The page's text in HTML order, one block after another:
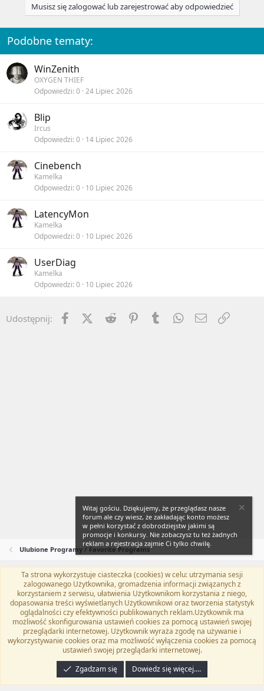
:
Musisz się zalogować lub zarejestrować aby odpowiedzieć
Podobne tematy:
WinZenith
OXYGEN THIEF
Odpowiedzi 0 24 Lipiec 2026
Blip
Ircus
Odpowiedzi 0 14 Lipiec 2026
Cinebench
Kamelka
Odpowiedzi 0 10 Lipiec 2026
LatencyMon
Kamelka
Odpowiedzi 0 10 Lipiec 2026
UserDiag
Kamelka
Odpowiedzi 0 10 Lipiec 2026
Udostępnij: FacebookX (Twitter)
Reddit PinterestTumblr WhatsApp
Email
Ulubione Programy / Favorite Programs
Flat Awesome + (Parent DO NOT EDIT)
Polski (PL)
Kontakt
Regulamin Polityka prywatności Pomoc
TwitterKontakt
RSS
Community platform by XenForo® © 2010-2024 XenForo Ltd.
programyzadarmo.net.pl . | Xenforo Add-ons
Email Check by MPM.PM
Witaj gościu. Dziękujemy, że przeglądasz nasze
forum ale czy wiesz, że zakładając konto możesz
w pełni korzystać z dobrodziejstw jakimi są
promocje i konkursy. Nie zobaczysz tu też żadnych
reklam a rejestracja zajmie Ci tylko chwilę.
Ta strona wykorzystuje ciasteczka (cookies) w celu: utrzymania sesji
zalogowanego Użytkownika, gromadzenia informacji związanych z
korzystaniem z serwisu, ułatwienia Użytkownikom korzystania z niego,
dopasowania treści wyświetlanych Użytkownikowi oraz tworzenia statystyk
oglądalności czy efektywności publikowanych reklam.Użytkownik ma
możliwość skonfigurowania ustawień cookies za pomocą ustawień swojej
przeglądarki internetowej. Użytkownik wyraża zgodę na używanie i
wykorzystywanie cookies oraz ma możliwość wyłączenia cookies za pomocą
ustawień swojej przeglądarki internetowej.
Zgadzam się
Dowiedz się więcej.…